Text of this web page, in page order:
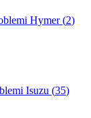
Hymer (2)
Isuzu (35)